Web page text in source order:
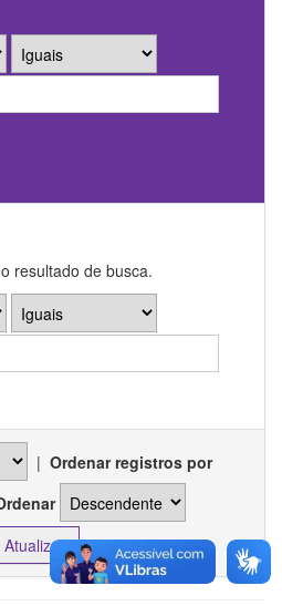
resultado de busca.
| Ordenar registros por